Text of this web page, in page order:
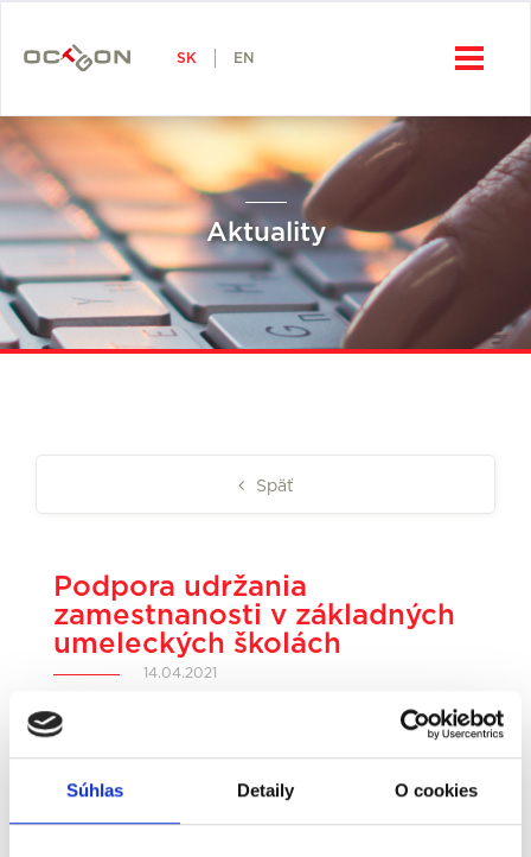
Súhlas Detaily O cookies
Octigon, a.s. SK
SK EN
Aktuality
Späť
Podpora udržania
zamestnanosti v základných
umeleckých školách
14.04.2021
Ministerstvo práce, sociálnych vecí a
rodiny Slovenskej republiky ako riadiaci
orgán pre OP Ľudské zdroje uverejnilo